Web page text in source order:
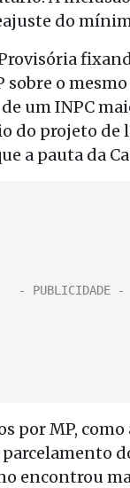
do
o
um INPC
do projeto de
a pauta da
por MP,
encontrou